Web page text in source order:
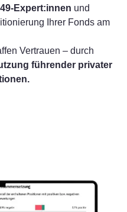
Expert:innen und
Ihrer Fonds am
Vertrauen – durch
führender privater